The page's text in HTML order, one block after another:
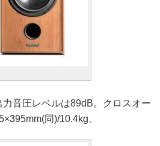
音圧レベルは89dB。クロスオー
同)/10.4kg。